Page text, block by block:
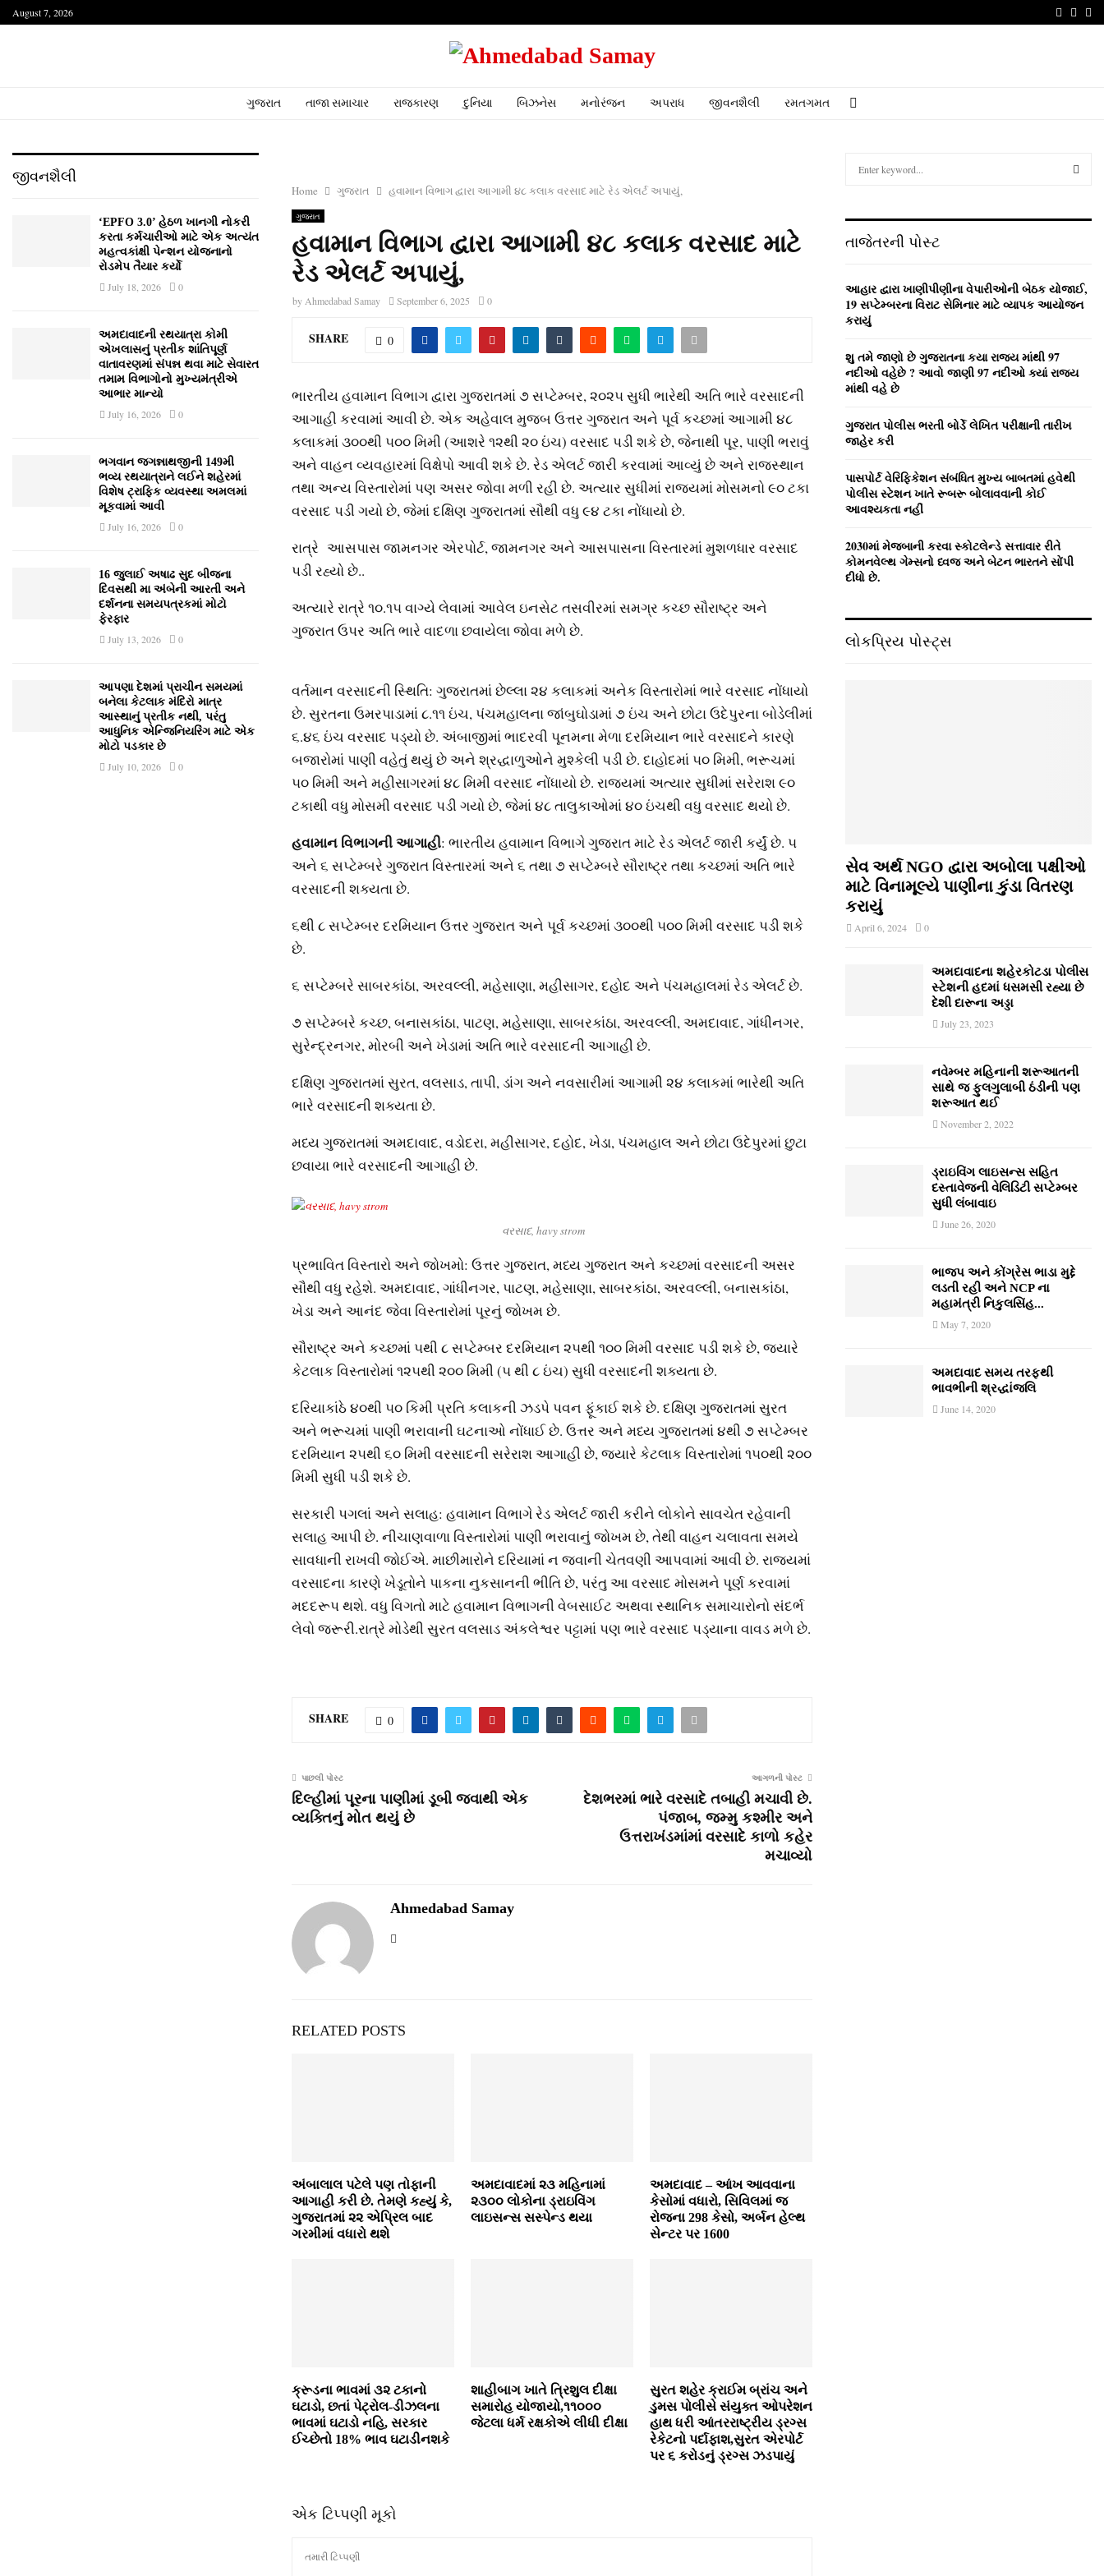
August 7, 2026
ગુજરાત તાજા સમાચાર રાજકારણ દુનિયા બિઝનેસ મનોરંજન અપરાધ જીવનશૈલી રમતગમત
Home ગુજરાત હવામાન વિભાગ દ્વારા આગામી ૪૮ કલાક વરસાદ માટે રેડ એલર્ટ અપાયું,
ગુજરાત
હવામાન વિભાગ દ્વારા આગામી ૪૮ કલાક વરસાદ માટે
રેડ એલર્ટ અપાયું,
by Ahmedabad Samay September 6, 2025 0
SHARE 0
ભારતીય હવામાન વિભાગ દ્વારા ગુજરાતમાં ૭ સપ્ટેમ્બર, ૨૦૨૫ સુધી ભારેથી અતિ ભારે વરસાદની
આગાહી કરવામાં આવી છે. એક અહેવાલ મુજબ ઉત્તર ગુજરાત અને પૂર્વ કચ્છમાં આગામી ૪૮
કલાકમાં ૩૦૦થી ૫૦૦ મિમી (આશરે ૧૨થી ૨૦ ઇંચ) વરસાદ પડી શકે છે, જેનાથી પૂર, પાણી ભરાવું
અને વાહન વ્યવહારમાં વિક્ષેપો આવી શકે છે. રેડ એલર્ટ જારી કરવામાં આવ્યું છે અને રાજસ્થાન
તથા અન્ય વિસ્તારોમાં પણ અસર જોવા મળી રહી છે. અત્યાર સુધીમાં રાજ્યમાં મોસમનો ૯૦ ટકા
વરસાદ પડી ગયો છે, જેમાં દક્ષિણ ગુજરાતમાં સૌથી વધુ ૯૪ ટકા નોંધાયો છે.
રાત્રે આસપાસ જામનગર એરપોર્ટ, જામનગર અને આસપાસના વિસ્તારમાં મુશળધાર વરસાદ
પડી રહ્યો છે..
અત્યારે રાત્રે ૧૦.૧૫ વાગ્યે લેવામાં આવેલ ઇનસેટ તસવીરમાં સમગ્ર કચ્છ સૌરાષ્ટ્ર અને
ગુજરાત ઉપર અતિ ભારે વાદળા છવાયેલા જોવા મળે છે.
વર્તમાન વરસાદની સ્થિતિ: ગુજરાતમાં છેલ્લા ૨૪ કલાકમાં અનેક વિસ્તારોમાં ભારે વરસાદ નોંધાયો
છે. સુરતના ઉમરપાડામાં ૮.૧૧ ઇંચ, પંચમહાલના જાંબુઘોડામાં ૭ ઇંચ અને છોટા ઉદેપુરના બોડેલીમાં
૬.૪૬ ઇંચ વરસાદ પડ્યો છે. અંબાજીમાં ભાદરવી પૂનમના મેળા દરમિયાન ભારે વરસાદને કારણે
બજારોમાં પાણી વહેતું થયું છે અને શ્રદ્ધાળુઓને મુશ્કેલી પડી છે. દાહોદમાં ૫૦ મિમી, ભરૂચમાં
૫૦ મિમી અને મહીસાગરમાં ૪૮ મિમી વરસાદ નોંધાયો છે. રાજ્યમાં અત્યાર સુધીમાં સરેરાશ ૯૦
ટકાથી વધુ મોસમી વરસાદ પડી ગયો છે, જેમાં ૪૮ તાલુકાઓમાં ૪૦ ઇંચથી વધુ વરસાદ થયો છે.
હવામાન વિભાગની આગાહી: ભારતીય હવામાન વિભાગે ગુજરાત માટે રેડ એલર્ટ જારી કર્યું છે. ૫
અને ૬ સપ્ટેમ્બરે ગુજરાત વિસ્તારમાં અને ૬ તથા ૭ સપ્ટેમ્બરે સૌરાષ્ટ્ર તથા કચ્છમાં અતિ ભારે
વરસાદની શક્યતા છે.
૬થી ૮ સપ્ટેમ્બર દરમિયાન ઉત્તર ગુજરાત અને પૂર્વ કચ્છમાં ૩૦૦થી ૫૦૦ મિમી વરસાદ પડી શકે
છે.
૬ સપ્ટેમ્બરે સાબરકાંઠા, અરવલ્લી, મહેસાણા, મહીસાગર, દહોદ અને પંચમહાલમાં રેડ એલર્ટ છે.
૭ સપ્ટેમ્બરે કચ્છ, બનાસકાંઠા, પાટણ, મહેસાણા, સાબરકાંઠા, અરવલ્લી, અમદાવાદ, ગાંધીનગર,
સુરેન્દ્રનગર, મોરબી અને ખેડામાં અતિ ભારે વરસાદની આગાહી છે.
દક્ષિણ ગુજરાતમાં સુરત, વલસાડ, તાપી, ડાંગ અને નવસારીમાં આગામી ૨૪ કલાકમાં ભારેથી અતિ
ભારે વરસાદની શક્યતા છે.
મધ્ય ગુજરાતમાં અમદાવાદ, વડોદરા, મહીસાગર, દહોદ, ખેડા, પંચમહાલ અને છોટા ઉદેપુરમાં છુટા
છવાયા ભારે વરસાદની આગાહી છે.
વરસાદ, havy strom
પ્રભાવિત વિસ્તારો અને જોખમો: ઉત્તર ગુજરાત, મધ્ય ગુજરાત અને કચ્છમાં વરસાદની અસર
સૌથી વધુ રહેશે. અમદાવાદ, ગાંધીનગર, પાટણ, મહેસાણા, સાબરકાંઠા, અરવલ્લી, બનાસકાંઠા,
ખેડા અને આનંદ જેવા વિસ્તારોમાં પૂરનું જોખમ છે.
સૌરાષ્ટ્ર અને કચ્છમાં ૫થી ૮ સપ્ટેમ્બર દરમિયાન ૨૫થી ૧૦૦ મિમી વરસાદ પડી શકે છે, જ્યારે
કેટલાક વિસ્તારોમાં ૧૨૫થી ૨૦૦ મિમી (૫ થી ૮ ઇંચ) સુધી વરસાદની શક્યતા છે.
દરિયાકાંઠે ૪૦થી ૫૦ કિમી પ્રતિ કલાકની ઝડપે પવન ફૂંકાઈ શકે છે. દક્ષિણ ગુજરાતમાં સુરત
અને ભરૂચમાં પાણી ભરાવાની ઘટનાઓ નોંધાઈ છે. ઉત્તર અને મધ્ય ગુજરાતમાં ૪થી ૭ સપ્ટેમ્બર
દરમિયાન ૨૫થી ૬૦ મિમી વરસાદની સરેરાશ આગાહી છે, જ્યારે કેટલાક વિસ્તારોમાં ૧૫૦થી ૨૦૦
મિમી સુધી પડી શકે છે.
સરકારી પગલાં અને સલાહ: હવામાન વિભાગે રેડ એલર્ટ જારી કરીને લોકોને સાવચેત રહેવાની
સલાહ આપી છે. નીચાણવાળા વિસ્તારોમાં પાણી ભરાવાનું જોખમ છે, તેથી વાહન ચલાવતા સમયે
સાવધાની રાખવી જોઈએ. માછીમારોને દરિયામાં ન જવાની ચેતવણી આપવામાં આવી છે. રાજ્યમાં
વરસાદના કારણે ખેડૂતોને પાકના નુકસાનની ભીતિ છે, પરંતુ આ વરસાદ મોસમને પૂર્ણ કરવામાં
મદદરૂપ થશે. વધુ વિગતો માટે હવામાન વિભાગની વેબસાઈટ અથવા સ્થાનિક સમાચારોનો સંદર્ભ
લેવો જરૂરી.રાત્રે મોડેથી સુરત વલસાડ અંકલેશ્વર પટ્ટામાં પણ ભારે વરસાદ પડ્યાના વાવડ મળે છે.
SHARE 0
પાછલી પોસ્ટ
દિલ્હીમાં પૂરના પાણીમાં ડૂબી જવાથી એક
વ્યક્તિનું મોત થયું છે
આગળની પોસ્ટ
દેશભરમાં ભારે વરસાદે તબાહી મચાવી છે.
પંજાબ, જમ્મુ કશ્મીર અને
ઉત્તરાખંડમાંમાં વરસાદે કાળો કહેર
મચાવ્‍યો
Ahmedabad Samay
RELATED POSTS
અંબાલાલ પટેલે પણ તોફાની
આગાહી કરી છે. તેમણે કહ્યું કે,
ગુજરાતમાં ૨૨ એપ્રિલ બાદ
ગરમીમાં વધારો થશે
અમદાવાદમાં ૨૩ મહિનામાં
૨૩૦૦ લોકોના ડ્રાઇવિંગ
લાઇસન્‍સ સસ્‍પેન્‍ડ થયા
અમદાવાદ – આંખ આવવાના
કેસોમાં વધારો, સિવિલમાં જ
રોજના 298 કેસો, અર્બન હેલ્થ
સેન્ટર પર 1600
ક્રૂડના ભાવમાં ૩૨ ટકાનો
ઘટાડો, છતાં પેટ્રોલ-ડીઝલના
ભાવમાં ઘટાડો નહિ, સરકાર
ઈચ્છેતો 18% ભાવ ઘટાડીનશકે
શાહીબાગ ખાતે ત્રિશુલ દીક્ષા
સમારોહ યોજાયો,૧૧૦૦૦
જેટલા ધર્મ રક્ષકોએ લીધી દીક્ષા
સુરત શહેર ક્રાઈમ બ્રાંચ અને
ડુમસ પોલીસે સંયુક્ત ઓપરેશન
હાથ ધરી આંતરરાષ્ટ્રીય ડ્રગ્સ
રેકેટનો પર્દાફાશ,સુરત એરપોર્ટ
પર ૬ કરોડનું ડ્રગ્સ ઝડપાયું
એક ટિપ્પણી મૂકો
જીવનશૈલી
‘EPFO 3.0’ હેઠળ ખાનગી નોકરી
કરતા કર્મચારીઓ માટે એક અત્યંત
મહત્વકાંક્ષી પેન્શન યોજનાનો
રોડમેપ તૈયાર કર્યો
July 18, 2026 0
અમદાવાદની રથયાત્રા કોમી
એખલાસનું પ્રતીક શાંતિપૂર્ણ
વાતાવરણમાં સંપન્ન થવા માટે સેવારત
તમામ વિભાગોનો મુખ્યમંત્રીએ
આભાર માન્યો
July 16, 2026 0
ભગવાન જગન્નાથજીની 149મી
ભવ્ય રથયાત્રાને લઈને શહેરમાં
વિશેષ ટ્રાફિક વ્યવસ્થા અમલમાં
મૂકવામાં આવી
July 16, 2026 0
16 જુલાઈ અષાઢ સુદ બીજના
દિવસથી મા અંબેની આરતી અને
દર્શનના સમયપત્રકમાં મોટો
ફેરફાર
July 13, 2026 0
આપણા દેશમાં પ્રાચીન સમયમાં
બનેલા કેટલાક મંદિરો માત્ર
આસ્થાનું પ્રતીક નથી, પરંતુ
આધુનિક એન્જિનિયરિંગ માટે એક
મોટો પડકાર છે
July 10, 2026 0
h
o
r
:
R
H
તાજેતરની પોસ્ટ
આહાર દ્વારા ખાણીપીણીના વેપારીઓની બેઠક યોજાઈ,
19 સપ્ટેમ્બરના વિરાટ સેમિનાર માટે વ્યાપક આયોજન
કરાયું
શુ તમે જાણો છે ગુજરાતના કયા રાજ્ય માંથી 97
નદીઓ વહેછે ? આવો જાણી 97 નદીઓ ક્યાં રાજ્ય
માંથી વહે છે
ગુજરાત પોલીસ ભરતી બોર્ડે લેખિત પરીક્ષાની તારીખ
જાહેર કરી
પાસપોર્ટ વેરિફિકેશન સંબંધિત મુખ્ય બાબતમાં હવેથી
પોલીસ સ્ટેશન ખાતે રૂબરૂ બોલાવવાની કોઈ
આવશ્યકતા નહીં
2030માં મેજબાની કરવા સ્કોટલેન્ડે સત્તાવાર રીતે
કોમનવેલ્થ ગેમ્સનો ધ્વજ અને બેટન ભારતને સોંપી
દીધો છે.
લોકપ્રિય પોસ્ટ્સ
સેવ અર્થ NGO દ્વારા અબોલા પક્ષીઓ
માટે વિનામૂલ્યે પાણીના કુંડા વિતરણ
કરાયું
April 6, 2024 0
અમદાવાદના શહેરકોટડા પોલીસ
સ્ટેશની હદમાં ધસમસી રહ્યા છે
દેશી દારૂના અડ્ડા
July 23, 2023
નવેમ્‍બર મહિનાની શરૂઆતની
સાથે જ ફુલગુલાબી ઠંડીની પણ
શરૂઆત થઈ
November 2, 2022
ડ્રાઇવિંગ લાઇસન્સ સહિત
દસ્તાવેજની વેલિડિટી સપ્ટેમ્બર
સુધી લંબાવાઇ
June 26, 2020
ભાજપ અને કોંગ્રેસ ભાડા મુદ્દે
લડતી રહી અને NCP ના
મહામંત્રી નિકુલસિંહ...
May 7, 2020
અમદાવાદ સમય તરફથી
ભાવભીની શ્રદ્ધાંજલિ
June 14, 2020